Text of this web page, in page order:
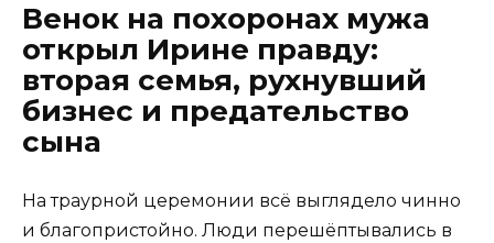
Венок на похоронах мужа
открыл Ирине правду:
вторая семья, рухнувший
бизнес и предательство
сына
На траурной церемонии всё выглядело чинно
и благопристойно. Люди перешёптывались в